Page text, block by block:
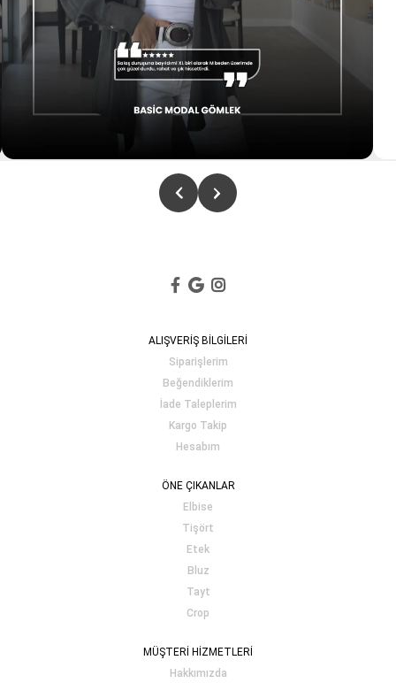
ALIŞVERİŞ BİLGİLERİ
Siparişlerim
Beğendiklerim
İade Taleplerim
Kargo Takip
Hesabım
ÖNE ÇIKANLAR
Elbise
Tişört
Etek
Bluz
Tayt
Crop
MÜŞTERİ HİZMETLERİ
Hakkımızda